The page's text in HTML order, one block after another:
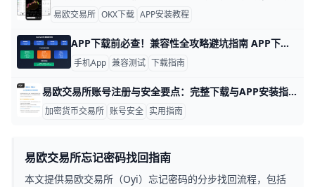
易欧交易所 OKX下载 APP安装教程
APP下载前必查！兼容性全攻略避坑指南 APP下载前的准备工作与平台兼容性分析 在下载APP前，先检查你的手机系统和硬件，这样能避免很多麻烦。比如，Android 14系统需要至少4GB内存，而iOS 17则要求iPhone 12以上机型。举例来说，小米14或华为P60这些热门手机通常兼容性最好，能顺利运行90%的APP。​
手机App 兼容测试 下载指南
易欧交易所账号注册与安全要点：完整下载与APP安装指南 易欧交易所账号注册与安全：易欧下载与易欧APP安装全流程 在数字资产世界里，账号注册和设备安全是第一道防线。下面用具体数据和实例，带你从下载到注册再到安全设置，一步步把流程理清楚，方便你快速上手。
加密货币交易所 账号安全 实用指南
易欧交易所忘记密码找回指南
本文提供易欧交易所（Oyi）忘记密码的分步找回流程，包括